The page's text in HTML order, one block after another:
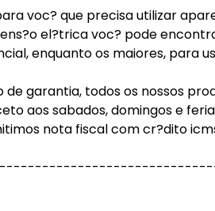
voc? que precisa utilizar
el?trica voc? pode
enquanto os maiores, para
de garantia, todos os nossos
aos sabados, domingos e
nota fiscal com cr?dito